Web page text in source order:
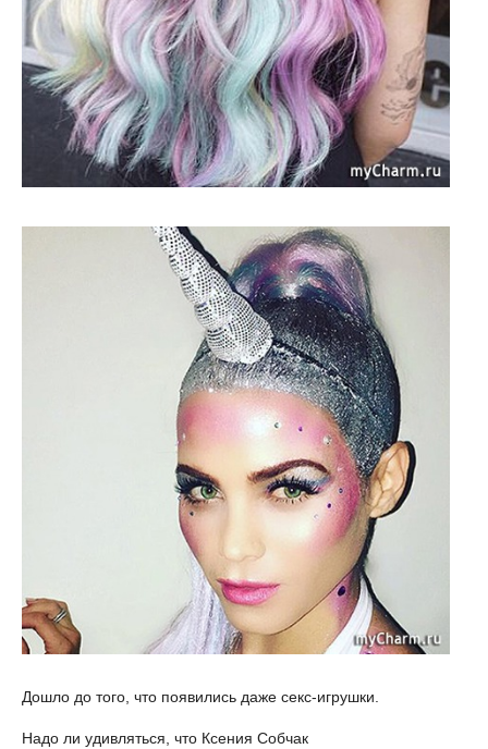
Дошло до того, что появились даже секс-игрушки.
Надо ли удивляться, что Ксения Собчак